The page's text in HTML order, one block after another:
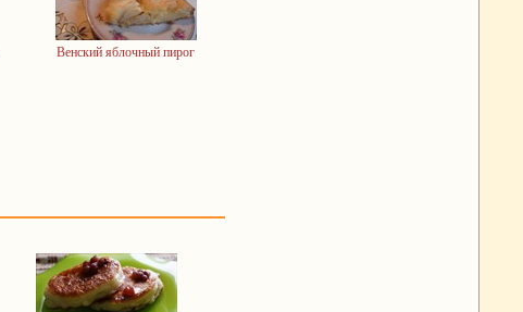
Венский яблочный пирог